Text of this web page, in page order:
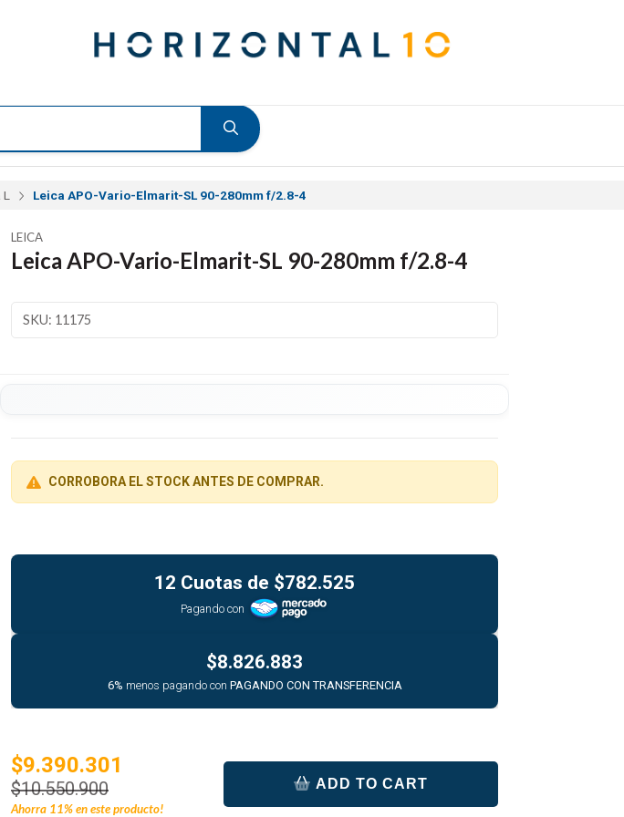
Leica APO-Vario-Elmarit-SL 90-280mm f/2.8-4
LEICA
Leica APO-Vario-Elmarit-SL 90-280mm f/2.8-4
SKU: 11175
CORROBORA EL STOCK ANTES DE COMPRAR.
12 Cuotas de $782.525
Pagando con
$8.826.883
6% menos pagando con PAGANDO CON TRANSFERENCIA
$9.390.301
$10.550.900
Ahorra 11%en este producto!
ADD TO CART